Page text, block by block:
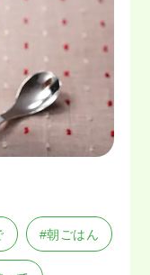
#朝ごはん